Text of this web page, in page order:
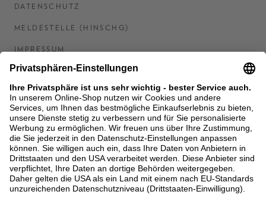
DATENSCHUTZ
MELDESTELLE (HINSCHG)
IMPRESSUM
BARRIEREFREIHEITSERKLÄRUNG
KONTAKT
COOKIES
MEN'S WORLD: BRAUN HAMBURG
Ein Unternehmen der Unger GmbH & Co. KG